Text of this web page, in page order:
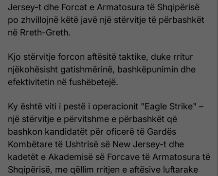
Jersey-t dhe Forcat e Armatosura të Shqipërisë
po zhvillojnë këtë javë një stërvitje të përbashkët
në Rreth-Greth.
Kjo stërvitje forcon aftësitë taktike, duke rritur
njëkohësisht gatishmërinë, bashkëpunimin dhe
efektivitetin në fushëbetejë.
Ky është viti i pestë i operacionit "Eagle Strike" –
një stërvitje e përvitshme e përbashkët që
bashkon kandidatët për oficerë të Gardës
Kombëtare të Ushtrisë së New Jersey-t dhe
kadetët e Akademisë së Forcave të Armatosura të
Shqipërisë, me qëllim rritjen e aftësive luftarake